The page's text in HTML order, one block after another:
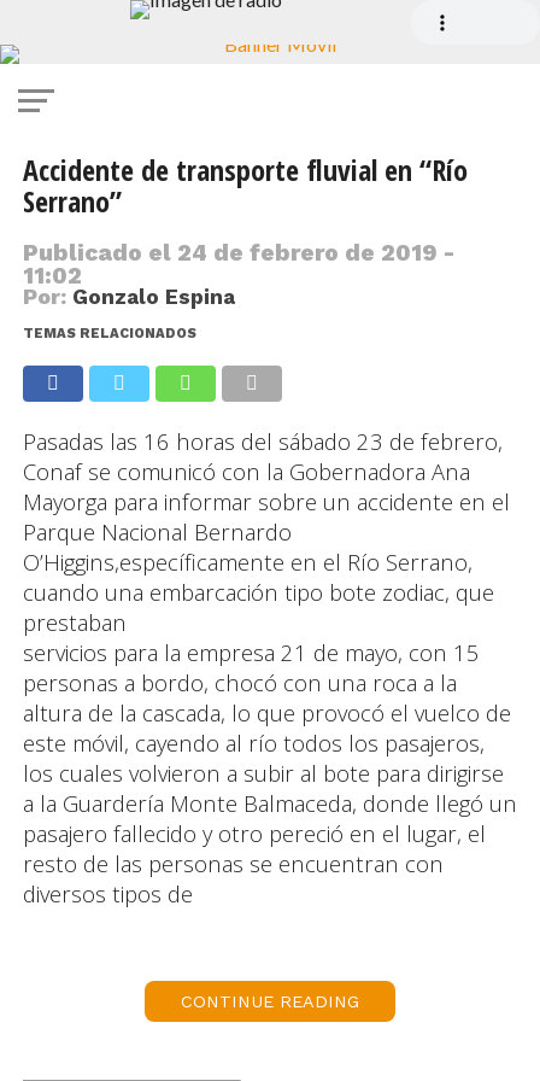
Accidente de transporte fluvial en “Río
Serrano”
Publicado el 24 de febrero de 2019 -
11:02
Por: Gonzalo Espina
TEMAS RELACIONADOS
Pasadas las 16 horas del sábado 23 de febrero,
Conaf se comunicó con la Gobernadora Ana
Mayorga para informar sobre un accidente en el
Parque Nacional Bernardo
O’Higgins,específicamente en el Río Serrano,
cuando una embarcación tipo bote zodiac, que
prestaban
servicios para la empresa 21 de mayo, con 15
personas a bordo, chocó con una roca a la
altura de la cascada, lo que provocó el vuelco de
este móvil, cayendo al río todos los pasajeros,
los cuales volvieron a subir al bote para dirigirse
a la Guardería Monte Balmaceda, donde llegó un
pasajero fallecido y otro pereció en el lugar, el
resto de las personas se encuentran con
diversos tipos de
La fiscal de turno, Lorena Carrasco, dispuso la
concurrencia de PDI junto al Servicio Médico
trabajando SAMU y personal de Conaf,
CONTINUE READING